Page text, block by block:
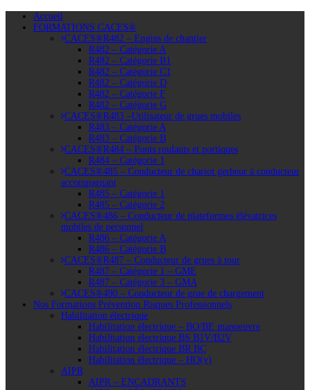
Accueil
FORMATIONS CACES®
CACES®R482 – Engins de chantier
R482 – Catégorie A
R482 – Catégorie B1
R482 – Catégorie C1
R482 – Catégorie D
R482 – Catégorie F
R482 – Catégorie G
CACES®R483 –Utilisateur de grues mobiles
R483 – Catégorie A
R483 – Catégorie B
CACES®R484 – Ponts roulants et portiques
R484 – Catégorie 1
CACES®485 – Conducteur de chariot gerbeur à conducteur
accompagnant
R485 – Catégorie 1
R485 – Catégorie 2
CACES®486 – Conducteur de plateformes élévatrices
mobiles de personnel
R486 – Catégorie A
R486 – Catégorie B
CACES®R487 – Conducteur de grues à tour
R487 – Catégorie 1 – GME
R487 – Catégorie 3 – GMA
CACES®490 – Conducteur de grue de chargement
Nos Formations Prévention Risques Professionnels
Habilitation électrique
Habilitation électrique – BO/BE manoeuvre
Habilitation électrique BS B1V/B2V
Habilitation électrique BR BC
Habilitation électrique – HO(v)
AIPR
AIPR – ENCADRANTS